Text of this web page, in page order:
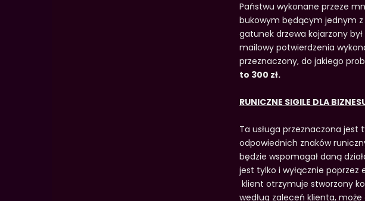
Państwu wykonane przeze
bukowym będącym jednym
gatunek drzewa kojarzony
mailowy potwierdzenia
przeznaczony, do jakiego
to 300 zł.
RUNICZNE SIGILE DLA
Ta usługa przeznaczona jest
odpowiednich znaków
będzie wspomagał daną
jest tylko i wyłącznie
klient otrzymuje stworzony
według zaleceń klienta,